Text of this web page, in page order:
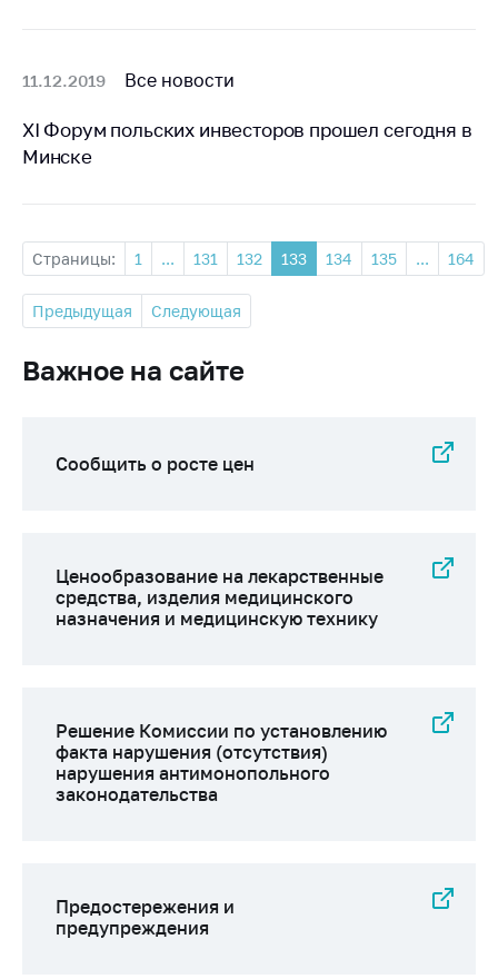
11.12.2019 Все новости
XI Форум польских инвесторов прошел сегодня в
Минске
Страницы: 1 ... 131 132 133 134 135 ... 164
Предыдущая Следующая
Важное на сайте
Сообщить о росте цен
Ценообразование на лекарственные
средства, изделия медицинского
назначения и медицинскую технику
Решение Комиссии по установлению
факта нарушения (отсутствия)
нарушения антимонопольного
законодательства
Предостережения и
предупреждения